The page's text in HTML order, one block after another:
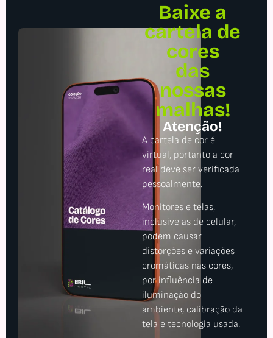
Baixe a
cartela de
cores
das
nossas
malhas!
Atenção!
A cartela de cor é
virtual, portanto a cor
real deve ser verificada
pessoalmente.
Monitores e telas,
inclusive as de celular,
podem causar
distorções e variações
cromáticas nas cores,
por influência de
iluminação do
ambiente, calibração da
tela e tecnologia usada.